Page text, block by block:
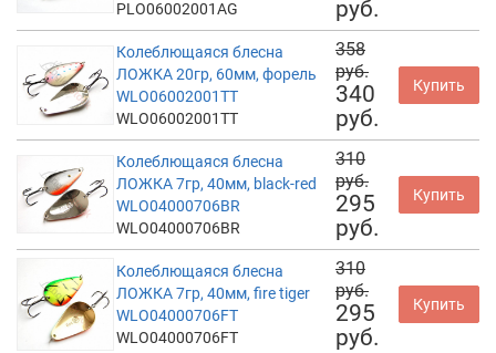
PLO06002001AG руб.
Колеблющаяся блесна
ЛОЖКА 20гр, 60мм, форель
WLO06002001TT
WLO06002001TT
358
руб.
340
руб.
Купить
Колеблющаяся блесна
ЛОЖКА 7гр, 40мм, black-red
WLO04000706BR
WLO04000706BR
310
руб.
295
руб.
Купить
Колеблющаяся блесна
ЛОЖКА 7гр, 40мм, fire tiger
WLO04000706FT
WLO04000706FT
310
руб.
295
руб.
Купить